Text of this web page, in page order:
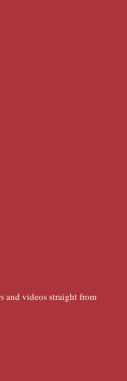
and videos straight from